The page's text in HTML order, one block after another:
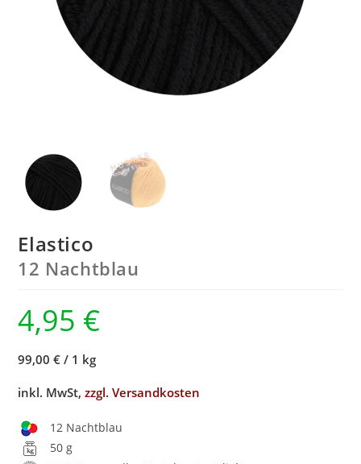
Elastico
12 Nachtblau
4,95 €
99,00 € / 1 kg
inkl. MwSt,zzgl. Versandkosten
12 Nachtblau
50 g